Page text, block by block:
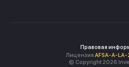
Правовая
Лицензия AFSA-A-
© Copyright 2026